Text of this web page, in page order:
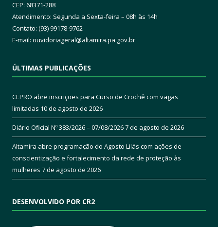
CEP: 68371-288
Atendimento: Segunda a Sexta-feira – 08h às 14h
Contato: (93) 99178-9762
E-mail: ouvidoriageral@altamira.pa.gov.br
ÚLTIMAS PUBLICAÇÕES
CEPRO abre inscrições para Curso de Crochê com vagas
limitadas 10 de agosto de 2026
Diário Oficial Nº 383/2026 – 07/08/20267 de agosto de 2026
Altamira abre programação do Agosto Lilás com ações de
conscientização e fortalecimento da rede de proteção às
mulheres 7 de agosto de 2026
DESENVOLVIDO POR CR2